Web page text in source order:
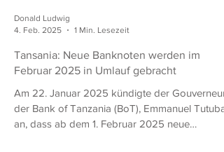
Donald Ludwig
Tansania: Neue Banknoten werden im
Februar 2025 in Umlauf gebracht